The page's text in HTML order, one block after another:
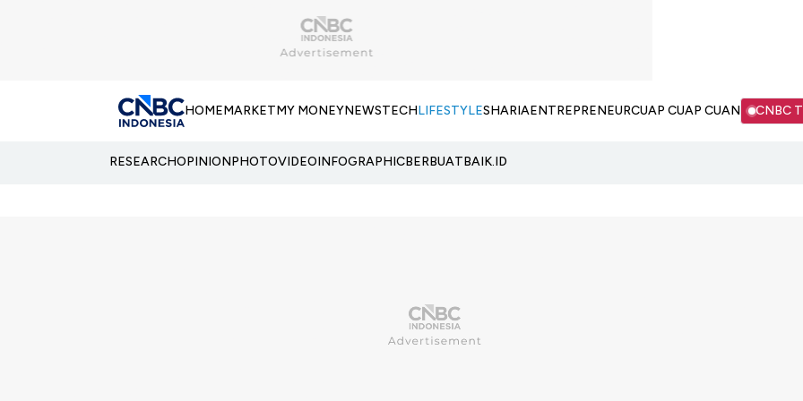
HOMEMARKETMY MONEYNEWSTECHLIFESTYLESHARIAENTREPRENEURCUAP CUAP CUAN CNBC
RESEARCHOPINIONPHOTOVIDEOINFOGRAPHICBERBUATBAIK.ID